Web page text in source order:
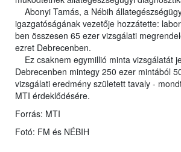
Abonyi Tamás, a Nébih
igazgatóságának vezetője hozzátette:
ben összesen 65 ezer vizsgálati
ezret Debrecenben.
Ez csaknem egymillió minta vizsgálatát
Debrecenben mintegy 250 ezer mintából
vizsgálati eredmény született tavaly -
MTI érdeklődésére.
Forrás: MTI
Fotó: FM és NÉBIH